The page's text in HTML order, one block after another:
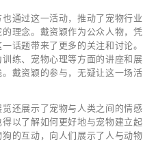
也通过这一活动，推动了宠物行
理念。戴资颖作为公众人物，
一话题带来了更多的关注和讨论
练、宠物心理等方面的讲座和
戴资颖的参与，无疑让这一场
览还展示了宠物与人类之间的情
得以了解如何更好地与宠物建立
的互动，向人们展示了人与动